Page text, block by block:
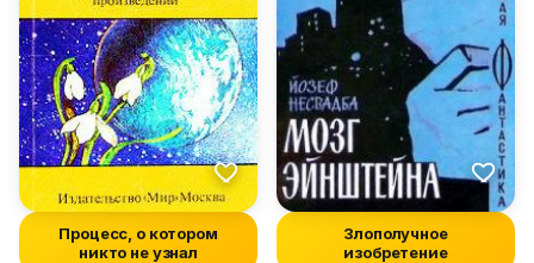
Процесс, о котором
никто не узнал
Злополучное
изобретение